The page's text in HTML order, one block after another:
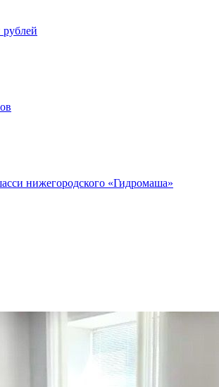
нижегородского «Гидромаша»